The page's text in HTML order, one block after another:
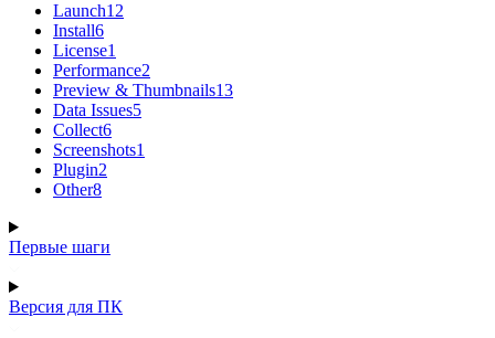
Launch12
Install6
License1
Performance2
Preview & Thumbnails13
Data Issues5
Collect6
Screenshots1
Plugin2
Other8
Первые шаги
Версия для ПК